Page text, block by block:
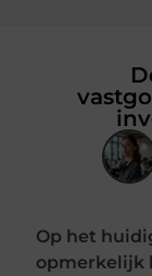
Op het
opmerkelijk